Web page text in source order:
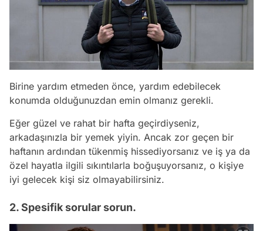
Birine yardım etmeden önce, yardım edebilecek
konumda olduğunuzdan emin olmanız gerekli.
Eğer güzel ve rahat bir hafta geçirdiyseniz,
arkadaşınızla bir yemek yiyin. Ancak zor geçen bir
haftanın ardından tükenmiş hissediyorsanız ve iş ya da
özel hayatla ilgili sıkıntılarla boğuşuyorsanız, o kişiye
iyi gelecek kişi siz olmayabilirsiniz.
2. Spesifik sorular sorun.